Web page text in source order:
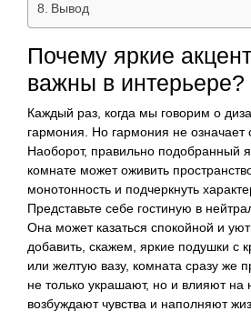
Вывод
Почему яркие
важны в интерьере?
Каждый раз, когда мы говорим о
гармония. Но гармония не означает
Наоборот, правильно подобранный
комнате может оживить
монотонность и подчеркнуть
Представьте себе гостиную в
Она может казаться спокойной и
добавить, скажем, яркие подушки с
или желтую вазу, комната сразу же
не только украшают, но и влияют на
возбуждают чувства и наполняют